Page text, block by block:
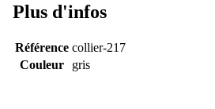
Plus d'infos
Référence collier-217
Couleur
gris